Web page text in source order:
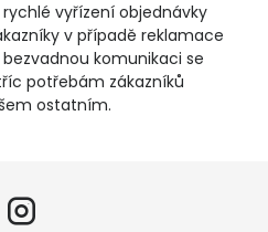
vyřízení objednávky
v případě reklamace
komunikaci se
potřebám zákazníků
ostatním.